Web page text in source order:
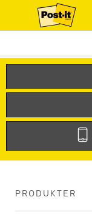
PRODUKTER